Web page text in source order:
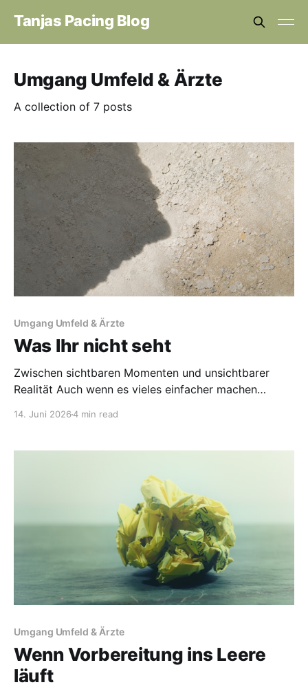
Tanjas Pacing Blog
Umgang Umfeld & Ärzte
A collection of 7 posts
Umgang Umfeld & Ärzte
Was Ihr nicht seht
Zwischen sichtbaren Momenten und unsichtbarer
Realität Auch wenn es vieles einfacher machen
müsstet. Und das wünsche ich niemandem.
14. Juni 20264 min read
Umgang Umfeld & Ärzte
Wenn Vorbereitung ins Leere
läuft